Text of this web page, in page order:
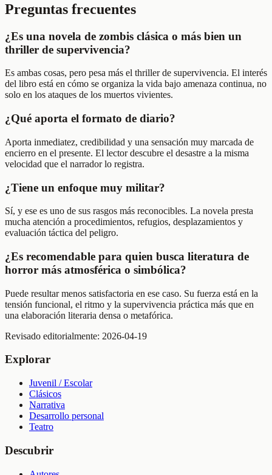
Preguntas frecuentes
¿Es una novela de zombis clásica o más bien un
thriller de supervivencia?
Es ambas cosas, pero pesa más el thriller de supervivencia. El interés
del libro está en cómo se organiza la vida bajo amenaza continua, no
solo en los ataques de los muertos vivientes.
¿Qué aporta el formato de diario?
Aporta inmediatez, credibilidad y una sensación muy marcada de
encierro en el presente. El lector descubre el desastre a la misma
velocidad que el narrador lo registra.
¿Tiene un enfoque muy militar?
Sí, y ese es uno de sus rasgos más reconocibles. La novela presta
mucha atención a procedimientos, refugios, desplazamientos y
evaluación táctica del peligro.
¿Es recomendable para quien busca literatura de
horror más atmosférica o simbólica?
Puede resultar menos satisfactoria en ese caso. Su fuerza está en la
tensión funcional, el ritmo y la supervivencia práctica más que en
una elaboración literaria densa o metafórica.
Revisado editorialmente: 2026-04-19
Explorar
Juvenil / Escolar
Clásicos
Narrativa
Desarrollo personal
Teatro
Descubrir